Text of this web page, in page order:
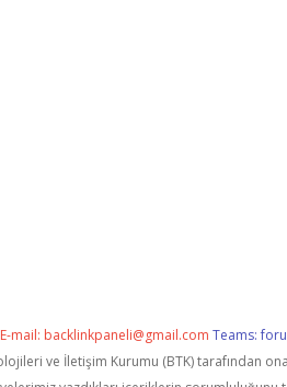
E-mail: backlinkpaneli@gmail.com Teams:
ve İletişim Kurumu (BTK)